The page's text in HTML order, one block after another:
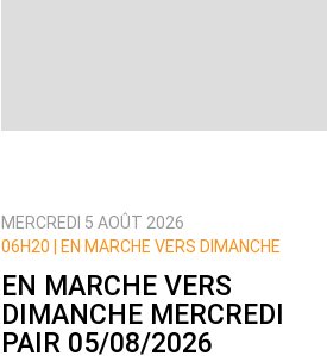
MERCREDI 5 AOÛT 2026
06H20 | EN MARCHE VERS DIMANCHE
EN MARCHE VERS
DIMANCHE MERCREDI
PAIR 05/08/2026